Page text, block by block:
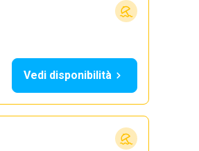
Vedi disponibilità